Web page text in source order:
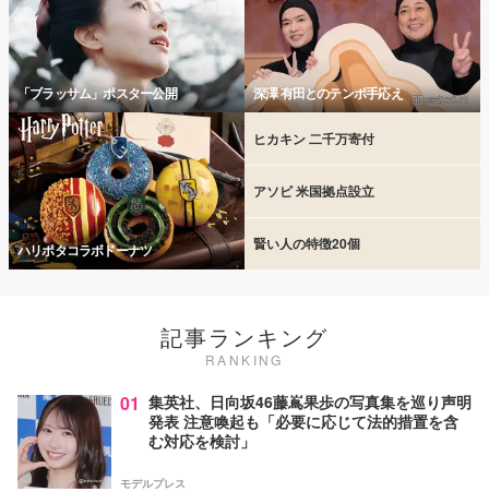
「ブラッサム」ポスター公開 深澤 有田とのテンポ手応え
ハリポタコラボドーナツ
ヒカキン 二千万寄付
アソビ 米国拠点設立
賢い人の特徴20個
記事ランキング
RANKING
01 集英社、日向坂46藤嶌果歩の写真集を巡り声明
発表 注意喚起も「必要に応じて法的措置を含
む対応を検討」
モデルプレス